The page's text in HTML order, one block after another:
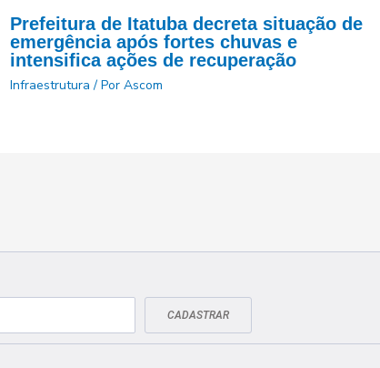
Prefeitura de Itatuba decreta situação de
emergência após fortes chuvas e
intensifica ações de recuperação
Infraestrutura / Por Ascom
CADASTRAR
Fale conosco